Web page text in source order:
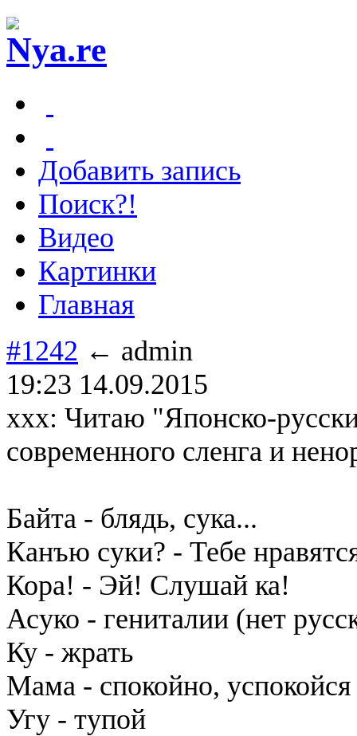
Добавить запись
Поиск?!
Видео
Картинки
Главная
#1242 ← admin
19:23 14.09.2015
xxx: Читаю "Японско-
современного сленга и
Байта - блядь, сука...
Канъю суки? - Тебе
Кора! - Эй! Слушай ка!
Асуко - гениталии (нет
Ку - жрать
Мама - спокойно, успокойся
Угу - тупой